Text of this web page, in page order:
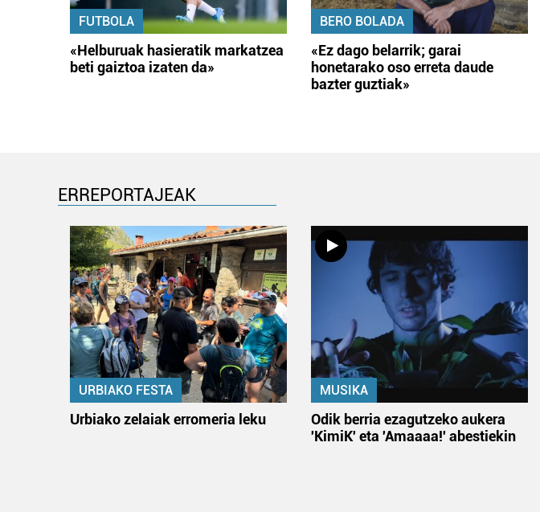
FUTBOLA
«Helburuak hasieratik markatzea
beti gaiztoa izaten da»
BERO BOLADA
«Ez dago belarrik; garai
honetarako oso erreta daude
bazter guztiak»
ERREPORTAJEAK
URBIAKO FESTA
Urbiako zelaiak erromeria leku
MUSIKA
Odik berria ezagutzeko aukera
'KimiK' eta 'Amaaaa!' abestiekin